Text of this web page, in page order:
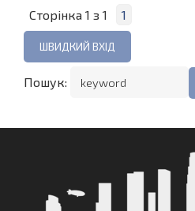
Сторінка 1 з 1 1
Пошук: